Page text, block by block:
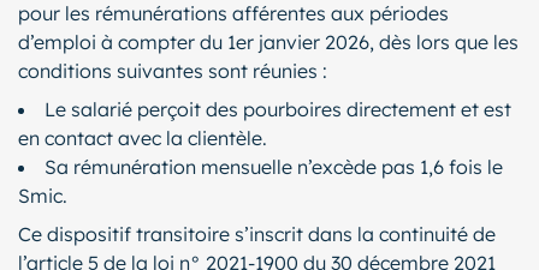
pour les rémunérations afférentes aux périodes
d’emploi à compter du 1er janvier 2026, dès lors que les
conditions suivantes sont réunies :
Le salarié perçoit des pourboires directement et est
en contact avec la clientèle.
Sa rémunération mensuelle n’excède pas 1,6 fois le
Smic.
Ce dispositif transitoire s’inscrit dans la continuité de
l’article 5 de la loi n° 2021-1900 du 30 décembre 2021